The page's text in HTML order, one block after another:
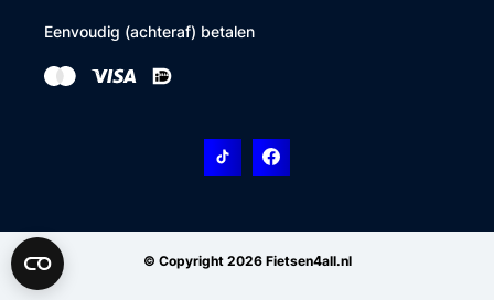
Eenvoudig (achteraf) betalen
© Copyright 2026 Fietsen4all.nl